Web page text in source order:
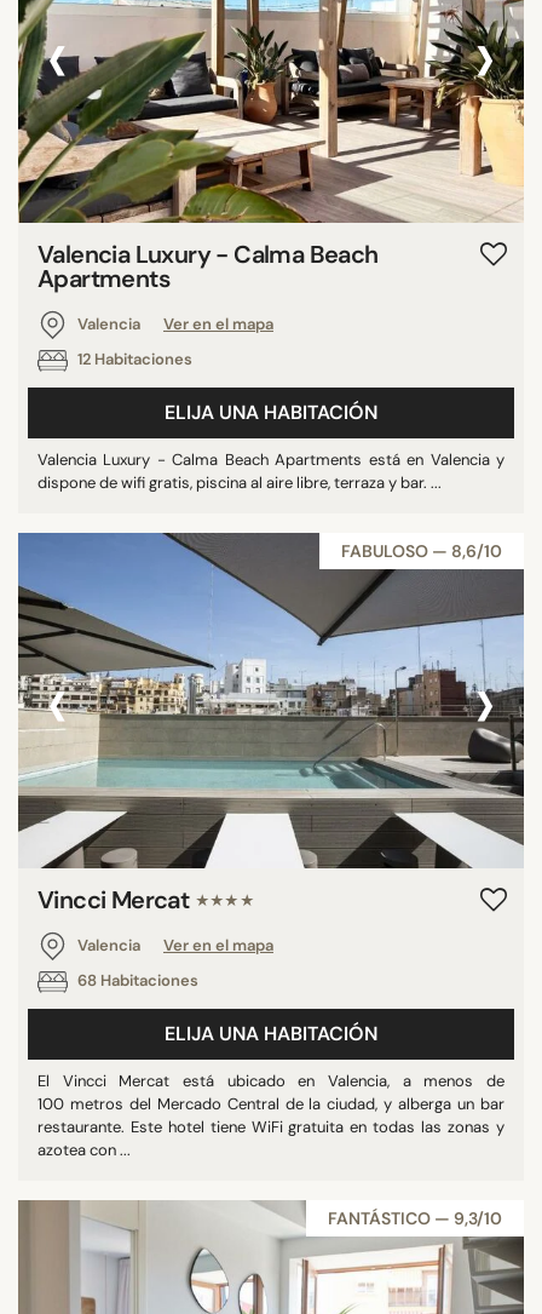
‹ ›
Valencia Luxury - Calma Beach
Apartments
Valencia
Ver en el mapa
12 Habitaciones
ELIJA UNA HABITACIÓN
Valencia Luxury - Calma Beach Apartments está en Valencia y
dispone de wifi gratis, piscina al aire libre, terraza y bar. ...
FABULOSO — 8,6/10
‹ ›
Vincci Mercat ★★★★
Valencia
Ver en el mapa
68 Habitaciones
ELIJA UNA HABITACIÓN
El Vincci Mercat está ubicado en Valencia, a menos de
100 metros del Mercado Central de la ciudad, y alberga un bar
restaurante. Este hotel tiene WiFi gratuita en todas las zonas y
azotea con ...
FANTÁSTICO — 9,3/10